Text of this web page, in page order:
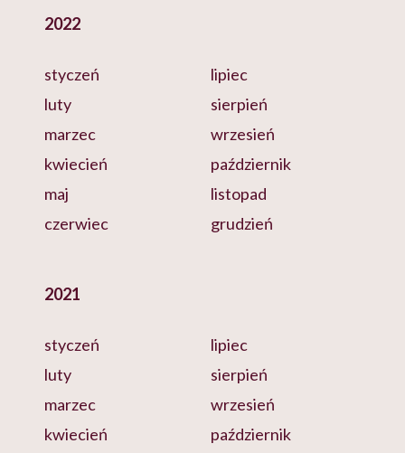
2022
styczeń
luty
marzec
kwiecień
maj
czerwiec
lipiec
sierpień
wrzesień
październik
listopad
grudzień
2021
styczeń
luty
marzec
kwiecień
lipiec
sierpień
wrzesień
październik